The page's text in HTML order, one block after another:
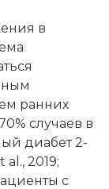
в
ранних
случаев в
диабет 2-
al., 2019;
с